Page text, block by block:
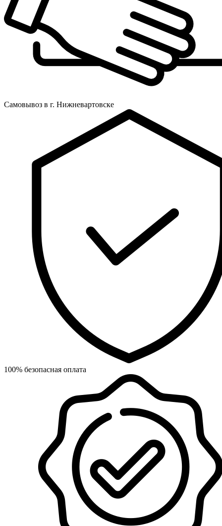
Самовывоз в г. Нижневартовске
100% безопасная оплата